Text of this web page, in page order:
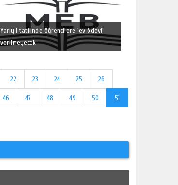
Yarıyıl tatilinde öğrencilere 'ev ödevi'
verilmeyecek
22 23 24 25 26
46 47 48 49 50 51